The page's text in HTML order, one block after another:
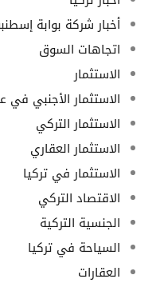
أخبار شركة بوابة
اتجاهات السوق
الاستثمار
الاستثمار الأجنبي في
الاستثمار التركي
الاستثمار العقاري
الاستثمار في تركيا
الاقتصاد التركي
الجنسية التركية
السياحة في تركيا
العقارات